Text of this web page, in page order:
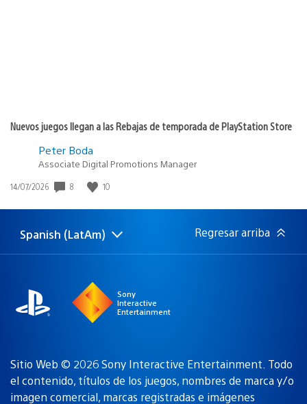
Nuevos juegos llegan a las Rebajas de temporada de PlayStation Store
Peter Boda
Associate Digital Promotions Manager
Fecha
publicación:
14/07/2026 8 10
Elige
una
Región
actual:
Spanish (LatAm) Regresar arriba
Sony
Interactive
Entertainment
Sitio Web © 2026 Sony Interactive Entertainment. Todo
el contenido, títulos de los juegos, nombres de marca y/o
imagen comercial, marcas registradas e imágenes